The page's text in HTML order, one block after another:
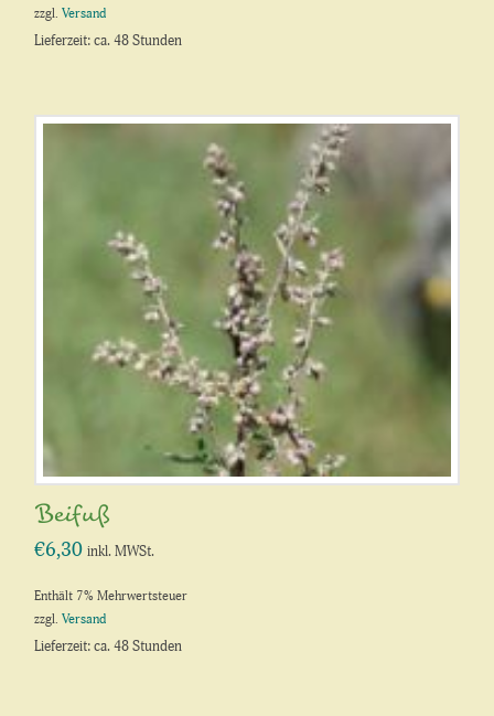
zzgl.Versand
Lieferzeit: ca. 48 Stunden
Beifuß
€6,30 inkl. MWSt.
Enthält 7% Mehrwertsteuer
zzgl.Versand
Lieferzeit: ca. 48 Stunden